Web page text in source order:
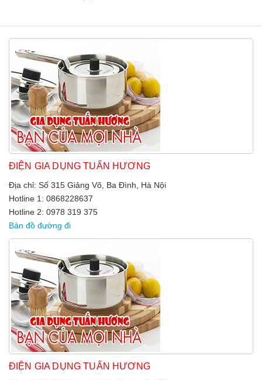
ĐIỆN GIA DỤNG TUẤN HƯƠNG
Địa chỉ: Số 315 Giảng Võ, Ba Đình, Hà Nội
Hotline 1: 0868228637
Hotline 2: 0978 319 375
Bản đồ đường đi
ĐIỆN GIA DỤNG TUẤN HƯƠNG